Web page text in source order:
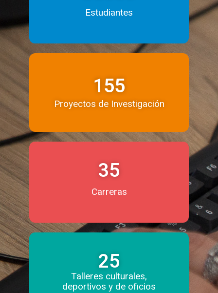
Estudiantes
155
Proyectos de Investigación
35
Carreras
25
Talleres culturales,
deportivos y de oficios